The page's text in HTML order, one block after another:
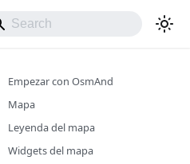
Empezar con OsmAnd
Mapa
Leyenda del mapa
Widgets del mapa